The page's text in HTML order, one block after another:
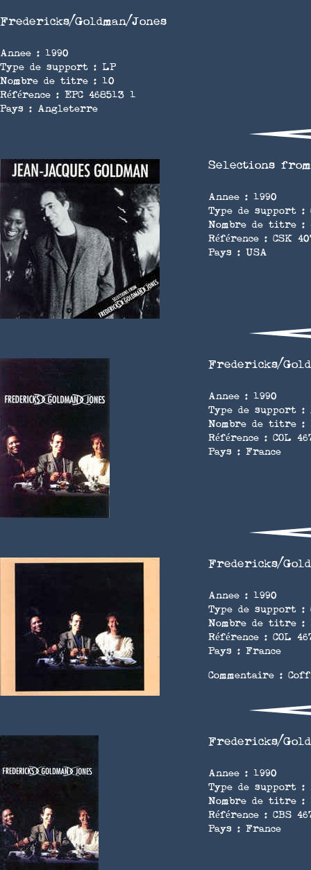
Fredericks/Goldman/Jones
Annee : 1990
Type de support : LP
Nombre de titre : 10
Référence : EPC 468513 1
Pays : Angleterre
Selections
Annee : 1990
Type de support :
Nombre de titre :
Référence : CSK
Pays : USA
Fredericks/
Annee : 1990
Type de support :
Nombre de titre :
Référence : COL
Pays : France
Fredericks/
Annee : 1990
Type de support :
Nombre de titre :
Référence : COL
Pays : France
Commentaire :
Fredericks/
Annee : 1990
Type de support :
Nombre de titre :
Référence : CBS
Pays : France